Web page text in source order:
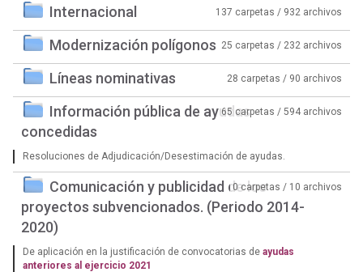
Internacional 137 carpetas / 932 archivos
Modernización polígonos 25 carpetas / 232 archivos
Líneas nominativas 28 carpetas / 90 archivos
Información pública de ayudas
concedidas
65 carpetas / 594 archivos
Resoluciones de Adjudicación/Desestimación de ayudas.
Comunicación y publicidad de los
proyectos subvencionados. (Periodo 2014-
2020)
0 carpetas / 10 archivos
De aplicación en la justificación de convocatorias de ayudas
anteriores al ejercicio 2021